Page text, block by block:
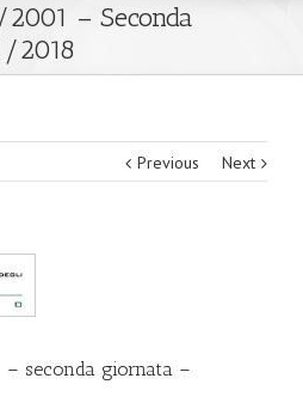
2001 – Seconda
2018
Previous Next
– seconda giornata –